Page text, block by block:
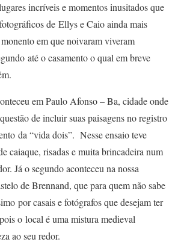
incríveis e momentos inusitados que
de Ellys e Caio ainda mais
em que noivaram viveram
até o casamento o qual em breve
em Paulo Afonso – Ba, cidade onde
de incluir suas paisagens no registro
da “vida dois”. Nesse ensaio teve
caiaque, risadas e muita brincadeira num
Já o segundo aconteceu na nossa
de Brennand, que para quem não sabe
por casais e fotógrafos que desejam ter
o local é uma mistura medieval
ao seu redor.